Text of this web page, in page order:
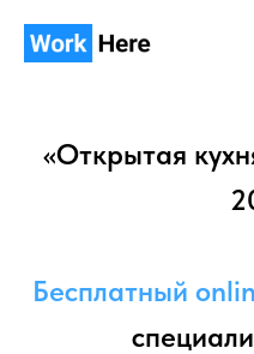
«Открытая
Бесплатный